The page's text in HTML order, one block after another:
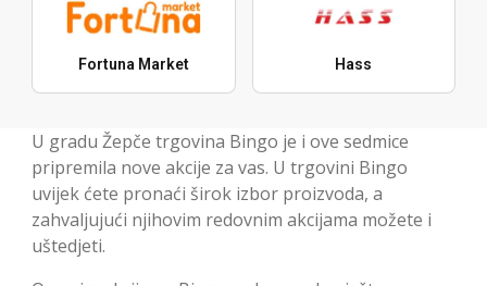
Fortuna Market Hass
U gradu Žepče trgovina Bingo je i ove sedmice
pripremila nove akcije za vas. U trgovini Bingo
uvijek ćete pronaći širok izbor proizvoda, a
zahvaljujući njihovim redovnim akcijama možete i
uštedjeti.